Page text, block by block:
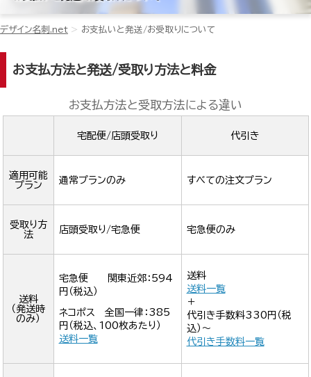
デザイン名刺.net お支払いと発送/お受取りについて
お支払方法と発送/受取り方法と料金
お支払方法と受取方法による違い
宅配便/店頭受取り 代引き
適用可能
プラン
通常プランのみ すべての注文プラン
受取り方
法
店頭受取り/宅急便 宅急便のみ
送料
（発送時
のみ）
宅急便 関東近郊：594
円（税込）
ネコポス 全国一律：385
円（税込、100枚あたり）
送料一覧
送料
送料一覧
＋
代引き手数料330円（税
込）～
代引き手数料一覧